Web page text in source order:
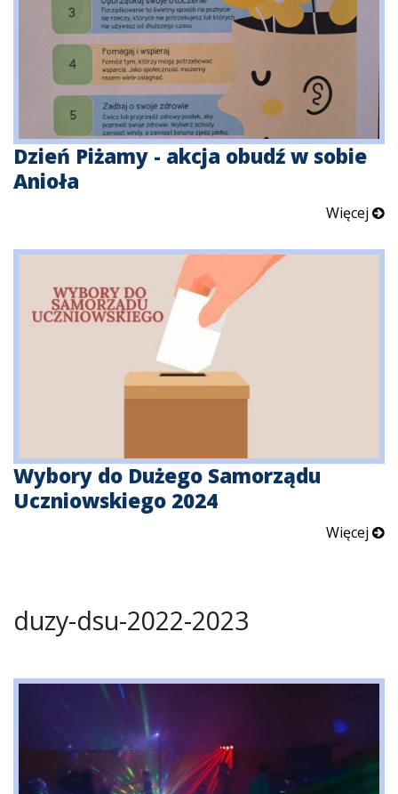
Dzień Piżamy - akcja obudź w sobie
Anioła
Więcej
Wybory do Dużego Samorządu
Uczniowskiego 2024
Więcej
duzy-dsu-2022-2023